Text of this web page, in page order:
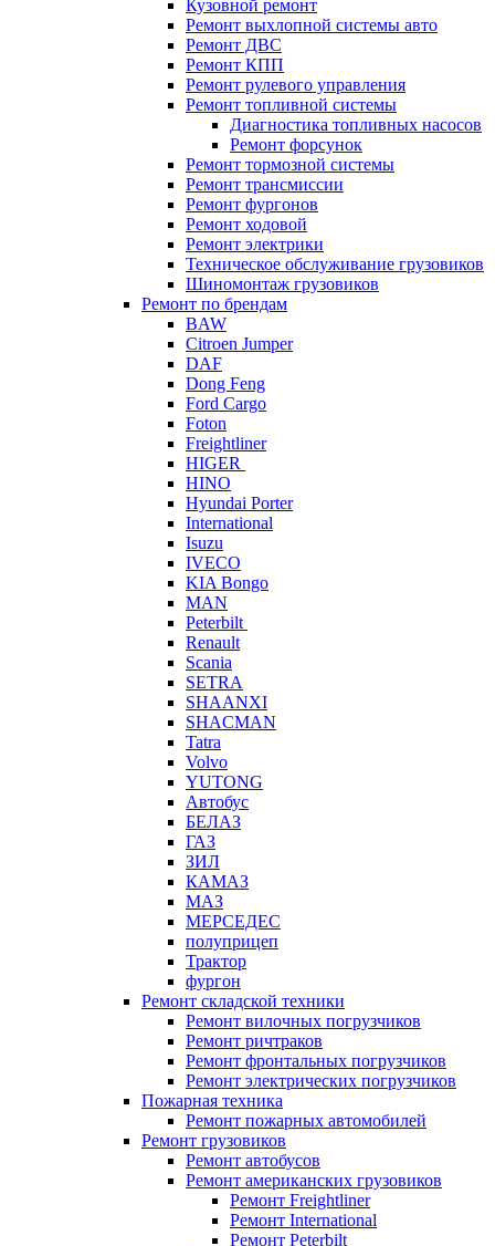
Кузовной ремонт
Ремонт выхлопной системы авто
Ремонт ДВС
Ремонт КПП
Ремонт рулевого управления
Ремонт топливной системы
Диагностика топливных насосов
Ремонт форсунок
Ремонт тормозной системы
Ремонт трансмиссии
Ремонт фургонов
Ремонт ходовой
Ремонт электрики
Техническое обслуживание грузовиков
Шиномонтаж грузовиков
Ремонт по брендам
BAW
Citroen Jumper
DAF
Dong Feng
Ford Cargo
Foton
Freightliner
HIGER
HINO
Hyundai Porter
International
Isuzu
IVECO
KIA Bongo
MAN
Peterbilt
Renault
Scania
SETRA
SHAANXI
SHACMAN
Tatra
Volvo
YUTONG
Автобус
БЕЛАЗ
ГАЗ
ЗИЛ
КАМАЗ
МАЗ
МЕРСЕДЕС
полуприцеп
Трактор
фургон
Ремонт складской техники
Ремонт вилочных погрузчиков
Ремонт ричтраков
Ремонт фронтальных погрузчиков
Ремонт электрических погрузчиков
Пожарная техника
Ремонт пожарных автомобилей
Ремонт грузовиков
Ремонт автобусов
Ремонт американских грузовиков
Ремонт Freightliner
Ремонт International
Ремонт Peterbilt